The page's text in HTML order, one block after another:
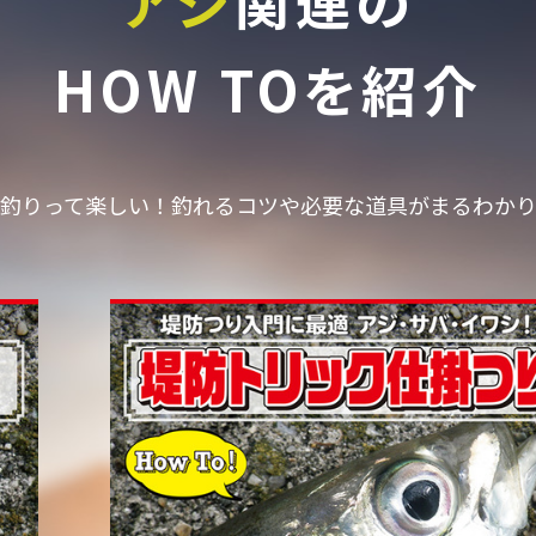
HOW TOを紹介
りって楽しい！釣れるコツや必要な道具がまるわか